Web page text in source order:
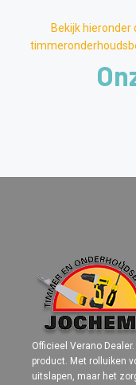
Bekijk hieronder
Officieel Verano
product. Met rolluiken
uitslapen, maar het